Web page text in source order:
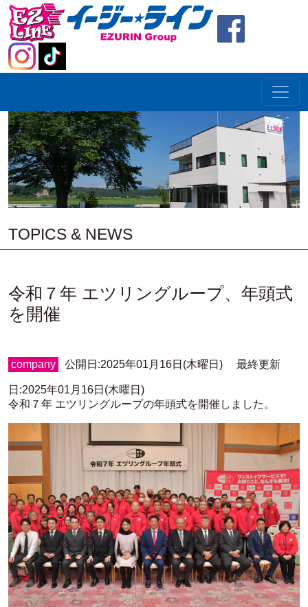
TOPICS & NEWS
令和７年 エツリングループ、年頭式
を開催
company 公開日:2025年01月16日(木曜日) 最終更新
日:2025年01月16日(木曜日)
令和７年 エツリングループの年頭式を開催しました。